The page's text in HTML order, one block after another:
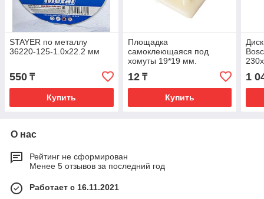
STAYER по металлу
36220-125-1.0x22.2 мм
550 ₸
Купить
Площадка
самоклеющаяся под
хомуты 19*19 мм.
12₸
Купить
1
О нас
Рейтинг не сформирован
Менее 5 отзывов за последний год
Работает с 16.11.2021